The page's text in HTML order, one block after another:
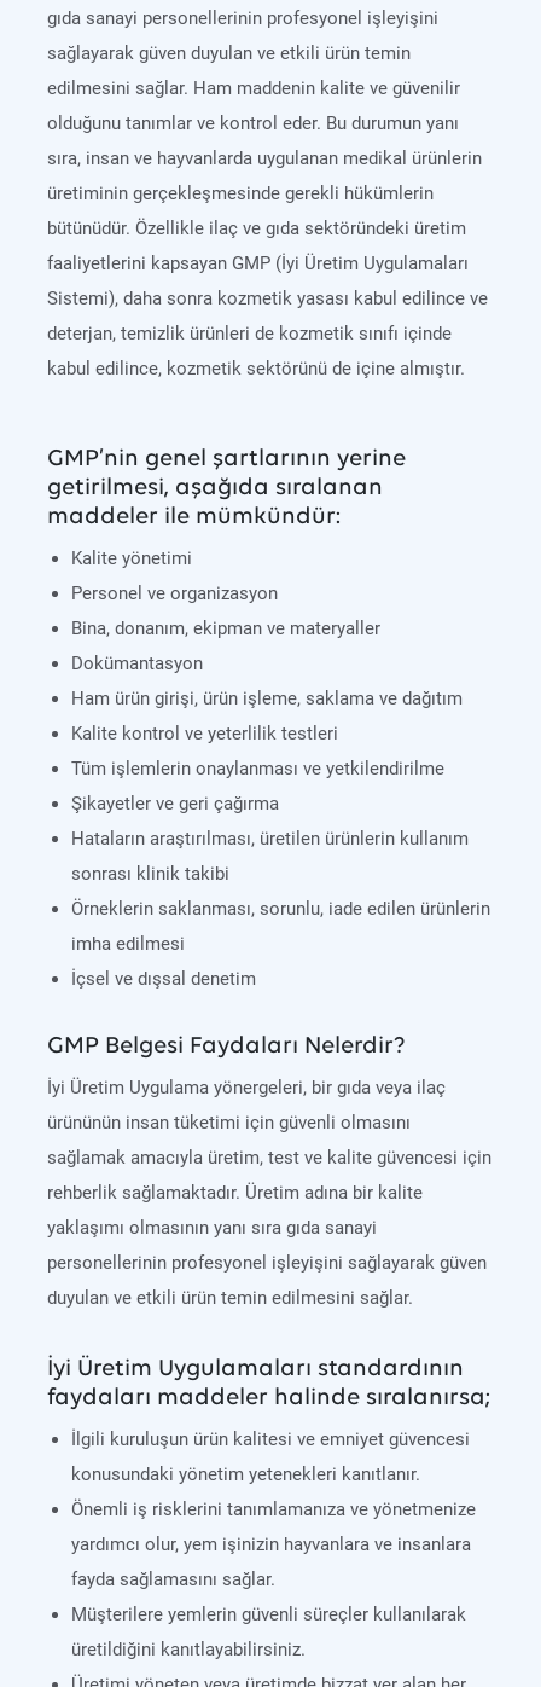
gıda sanayi personellerinin profesyonel işleyişini
sağlayarak güven duyulan ve etkili ürün temin
edilmesini sağlar. Ham maddenin kalite ve güvenilir
olduğunu tanımlar ve kontrol eder. Bu durumun yanı
sıra, insan ve hayvanlarda uygulanan medikal ürünlerin
üretiminin gerçekleşmesinde gerekli hükümlerin
bütünüdür. Özellikle ilaç ve gıda sektöründeki üretim
faaliyetlerini kapsayan GMP (İyi Üretim Uygulamaları
Sistemi), daha sonra kozmetik yasası kabul edilince ve
deterjan, temizlik ürünleri de kozmetik sınıfı içinde
kabul edilince, kozmetik sektörünü de içine almıştır.
GMP’nin genel şartlarının yerine
getirilmesi, aşağıda sıralanan
maddeler ile mümkündür:
Kalite yönetimi
Personel ve organizasyon
Bina, donanım, ekipman ve materyaller
Dokümantasyon
Ham ürün girişi, ürün işleme, saklama ve dağıtım
Kalite kontrol ve yeterlilik testleri
Tüm işlemlerin onaylanması ve yetkilendirilme
Şikayetler ve geri çağırma
Hataların araştırılması, üretilen ürünlerin kullanım
sonrası klinik takibi
Örneklerin saklanması, sorunlu, iade edilen ürünlerin
imha edilmesi
İçsel ve dışsal denetim
GMP Belgesi Faydaları Nelerdir?
İyi Üretim Uygulama yönergeleri, bir gıda veya ilaç
ürününün insan tüketimi için güvenli olmasını
sağlamak amacıyla üretim, test ve kalite güvencesi için
rehberlik sağlamaktadır. Üretim adına bir kalite
yaklaşımı olmasının yanı sıra gıda sanayi
personellerinin profesyonel işleyişini sağlayarak güven
duyulan ve etkili ürün temin edilmesini sağlar.
İyi Üretim Uygulamaları standardının
faydaları maddeler halinde sıralanırsa;
İlgili kuruluşun ürün kalitesi ve emniyet güvencesi
konusundaki yönetim yetenekleri kanıtlanır.
Önemli iş risklerini tanımlamanıza ve yönetmenize
yardımcı olur, yem işinizin hayvanlara ve insanlara
fayda sağlamasını sağlar.
Müşterilere yemlerin güvenli süreçler kullanılarak
üretildiğini kanıtlayabilirsiniz.